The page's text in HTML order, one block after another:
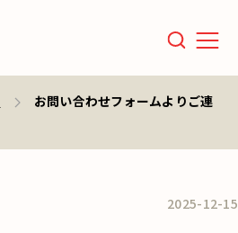
Menu
お問い合わせフォームよりご連
2025-12-15